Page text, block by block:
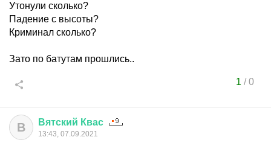
Утонули сколько?
Падение с высоты?
Криминал сколько?
Зато по батутам прошлись..
1 /0
В Вятский Квас
13:43, 07.09.2021